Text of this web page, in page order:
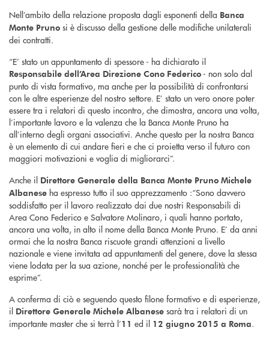
Nell’ambito della relazione proposta dagli esponenti della Banca
Monte Pruno si è discusso della gestione delle modifiche unilaterali
dei contratti.
“E’ stato un appuntamento di spessore - ha dichiarato il
Responsabile dell’Area Direzione Cono Federico- non solo dal
punto di vista formativo, ma anche per la possibilità di confrontarsi
con le altre esperienze del nostro settore. E’ stato un vero onore poter
essere tra i relatori di questo incontro, che dimostra, ancora una volta,
l’importante lavoro e la valenza che la Banca Monte Pruno ha
all’interno degli organi associativi. Anche questo per la nostra Banca
è un elemento di cui andare fieri e che ci proietta verso il futuro con
maggiori motivazioni e voglia di migliorarci”.
Anche il Direttore Generale della Banca Monte Pruno Michele
Albanese ha espresso tutto il suo apprezzamento :“Sono davvero
soddisfatto per il lavoro realizzato dai due nostri Responsabili di
Area Cono Federico e Salvatore Molinaro, i quali hanno portato,
ancora una volta, in alto il nome della Banca Monte Pruno. E’ da anni
ormai che la nostra Banca riscuote grandi attenzioni a livello
nazionale e viene invitata ad appuntamenti del genere, dove la stessa
viene lodata per la sua azione, nonché per le professionalità che
esprime”.
A conferma di ciò e seguendo questo filone formativo e di esperienze,
il Direttore Generale Michele Albanese sarà tra i relatori di un
importante master che si terrà l’11 ed il 12 giugno 2015 a Roma.